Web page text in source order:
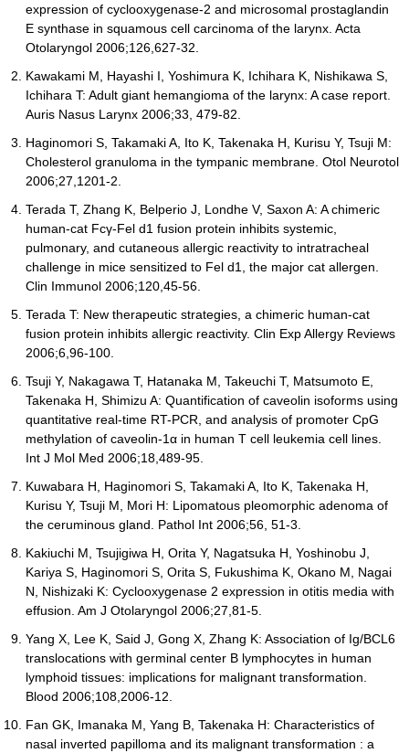
expression of cyclooxygenase-2 and microsomal prostaglandin
E synthase in squamous cell carcinoma of the larynx. Acta
Otolaryngol 2006;126,627-32.
Kawakami M, Hayashi I, Yoshimura K, Ichihara K, Nishikawa S,
Ichihara T: Adult giant hemangioma of the larynx: A case report.
Auris Nasus Larynx 2006;33, 479-82.
Haginomori S, Takamaki A, Ito K, Takenaka H, Kurisu Y, Tsuji M:
Cholesterol granuloma in the tympanic membrane. Otol Neurotol
2006;27,1201-2.
Terada T, Zhang K, Belperio J, Londhe V, Saxon A: A chimeric
human-cat Fcγ-Fel d1 fusion protein inhibits systemic,
pulmonary, and cutaneous allergic reactivity to intratracheal
challenge in mice sensitized to Fel d1, the major cat allergen.
Clin Immunol 2006;120,45-56.
Terada T: New therapeutic strategies, a chimeric human-cat
fusion protein inhibits allergic reactivity. Clin Exp Allergy Reviews
2006;6,96-100.
Tsuji Y, Nakagawa T, Hatanaka M, Takeuchi T, Matsumoto E,
Takenaka H, Shimizu A: Quantification of caveolin isoforms using
quantitative real-time RT-PCR, and analysis of promoter CpG
methylation of caveolin-1α in human T cell leukemia cell lines.
Int J Mol Med 2006;18,489-95.
Kuwabara H, Haginomori S, Takamaki A, Ito K, Takenaka H,
Kurisu Y, Tsuji M, Mori H: Lipomatous pleomorphic adenoma of
the ceruminous gland. Pathol Int 2006;56, 51-3.
Kakiuchi M, Tsujigiwa H, Orita Y, Nagatsuka H, Yoshinobu J,
Kariya S, Haginomori S, Orita S, Fukushima K, Okano M, Nagai
N, Nishizaki K: Cyclooxygenase 2 expression in otitis media with
effusion. Am J Otolaryngol 2006;27,81-5.
Yang X, Lee K, Said J, Gong X, Zhang K: Association of Ig/BCL6
translocations with germinal center B lymphocytes in human
lymphoid tissues: implications for malignant transformation.
Blood 2006;108,2006-12.
Fan GK, Imanaka M, Yang B, Takenaka H: Characteristics of
nasal inverted papilloma and its malignant transformation : a